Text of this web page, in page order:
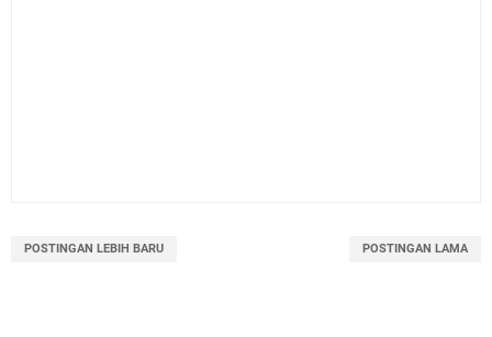
POSTINGAN LEBIH BARU POSTINGAN LAMA